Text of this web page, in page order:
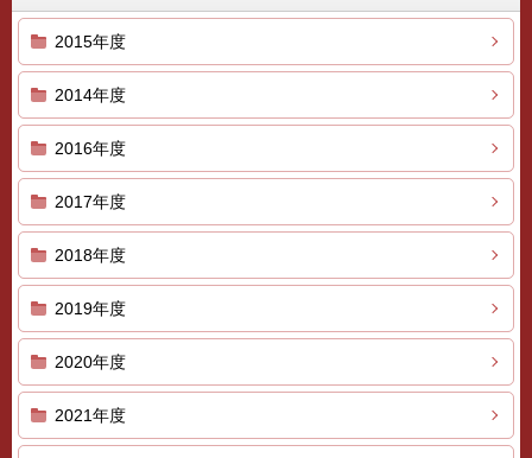
2015年度
2014年度
2016年度
2017年度
2018年度
2019年度
2020年度
2021年度